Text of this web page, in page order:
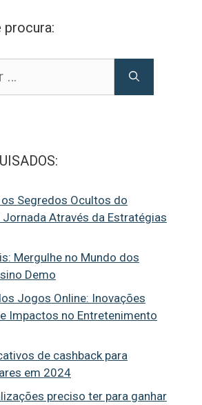
procura:
Segredos Ocultos do
Através da Estratégias
Mergulhe no Mundo dos
Demo
Jogos Online: Inovações
Impactos no Entretenimento
de cashback para
em 2024
preciso ter para ganhar